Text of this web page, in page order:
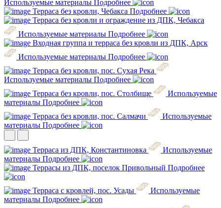
Используемые материалы Подробнее
Терраса без кровли, Чебакса Подробнее
Терраса без кровли и ограждение из ДПК, Чебакса
Используемые материалы Подробнее
Входная группа и терраса без кровли из ДПК, Арск
Используемые материалы Подробнее
Терраса без кровли, пос. Сухая Река
Используемые материалы Подробнее
Терраса без кровли, пос. Столбище
Используемые
материалы Подробнее
Терраса без кровли, пос. Салмачи
Используемые
материалы Подробнее
Терраса из ДПК, Константиновка
Используемые
материалы Подробнее
Террасы из ДПК, поселок Привольный Подробнее
Терраса с кровлей, пос. Усады
Используемые
материалы Подробнее